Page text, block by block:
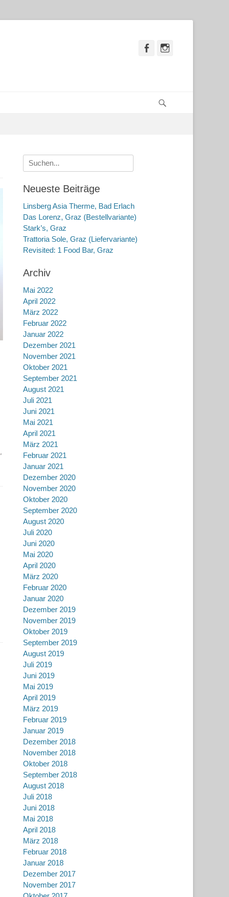
Facebook
Suche
nach:
Neueste Beiträge
Linsberg Asia Therme, Bad Erlach
Das Lorenz, Graz (Bestellvariante)
Stark’s, Graz
Trattoria Sole, Graz (Liefervariante)
Revisited: 1 Food Bar, Graz
Archiv
Mai 2022
April 2022
März 2022
Februar 2022
Januar 2022
Dezember 2021
November 2021
Oktober 2021
September 2021
August 2021
Juli 2021
Juni 2021
Mai 2021
April 2021
März 2021
Februar 2021
Januar 2021
Dezember 2020
November 2020
Oktober 2020
September 2020
August 2020
Juli 2020
Juni 2020
Mai 2020
April 2020
März 2020
Februar 2020
Januar 2020
Dezember 2019
November 2019
Oktober 2019
September 2019
August 2019
Juli 2019
Juni 2019
Mai 2019
April 2019
März 2019
Februar 2019
Januar 2019
Dezember 2018
November 2018
Oktober 2018
September 2018
August 2018
Juli 2018
Juni 2018
Mai 2018
April 2018
März 2018
Februar 2018
Januar 2018
Dezember 2017
November 2017